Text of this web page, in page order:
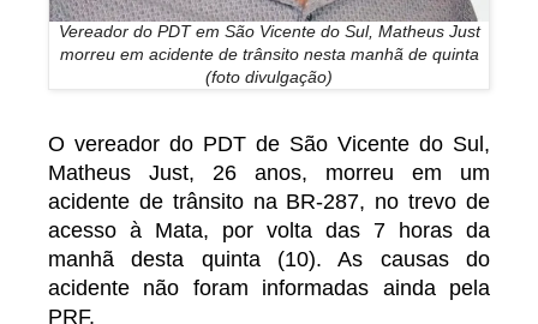
Vereador do PDT em São Vicente do Sul, Matheus Just
morreu em acidente de trânsito nesta manhã de quinta
(foto divulgação)
O vereador do PDT de São Vicente do Sul,
Matheus Just, 26 anos, morreu em um
acidente de trânsito na BR-287, no trevo de
acesso à Mata, por volta das 7 horas da
manhã desta quinta (10). As causas do
acidente não foram informadas ainda pela
PRF.